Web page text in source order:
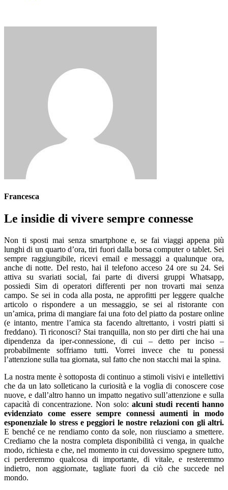
Francesca
Le insidie di vivere sempre connesse
Non ti sposti mai senza smartphone e, se fai viaggi appena più
lunghi di un quarto d’ora, tiri fuori dalla borsa computer o tablet. Sei
sempre raggiungibile, ricevi email e messaggi a qualunque ora,
anche di notte. Del resto, hai il telefono acceso 24 ore su 24. Sei
attiva su svariati social, fai parte di diversi gruppi Whatsapp,
possiedi Sim di operatori differenti per non trovarti mai senza
campo. Se sei in coda alla posta, ne approfitti per leggere qualche
articolo o rispondere a un messaggio, se sei al ristorante con
un’amica, prima di mangiare fai una foto del piatto da postare online
(e intanto, mentre l’amica sta facendo altrettanto, i vostri piatti si
freddano). Ti riconosci? Stai tranquilla, non sto per dirti che hai una
dipendenza da iper-connessione, di cui – detto per inciso –
probabilmente soffriamo tutti. Vorrei invece che tu ponessi
l’attenzione sulla tua giornata, sul fatto che non stacchi mai la spina.
La nostra mente è sottoposta di continuo a stimoli visivi e intellettivi
che da un lato solleticano la curiosità e la voglia di conoscere cose
nuove, e dall’altro hanno un impatto negativo sull’attenzione e sulla
capacità di concentrazione. Non solo: alcuni studi recenti hanno
evidenziato come essere sempre connessi aumenti in modo
esponenziale lo stress e peggiori le nostre relazioni con gli altri.
E benché ce ne rendiamo conto da sole, non riusciamo a smettere.
Crediamo che la nostra completa disponibilità ci venga, in qualche
modo, richiesta e che, nel momento in cui dovessimo spegnere tutto,
ci perderemmo qualcosa di importante, di vitale, e resteremmo
indietro, non aggiornate, tagliate fuori da ciò che succede nel
mondo.